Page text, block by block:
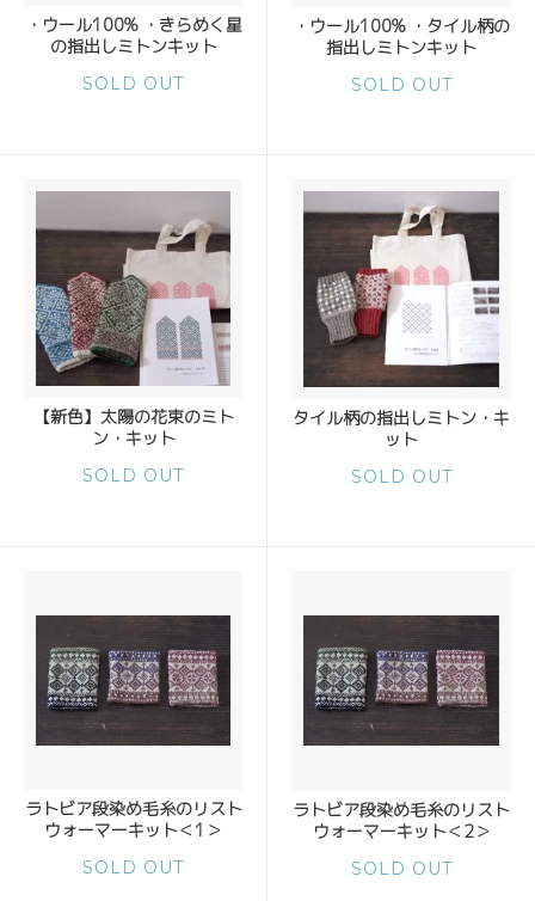
・ウール100% ・きらめく星
の指出しミトンキット
SOLD OUT
・ウール100% ・タイル柄の
指出しミトンキット
SOLD OUT
【新色】太陽の花束のミト
ン・キット
SOLD OUT
タイル柄の指出しミトン・キ
ット
SOLD OUT
ラトビア段染め毛糸のリスト
ウォーマーキット＜1＞
SOLD OUT
ラトビア段染め毛糸のリスト
ウォーマーキット＜2＞
SOLD OUT